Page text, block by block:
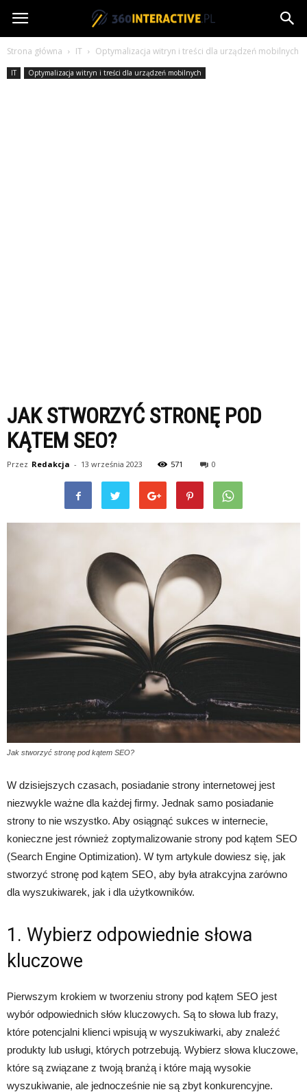
360interactive.pl
Strona główna IT Optymalizacja witryn i treści dla urządzeń mobilnych
IT Optymalizacja witryn i treści dla urządzeń mobilnych
JAK STWORZYĆ STRONĘ POD
KĄTEM SEO?
Przez Redakcja - 13 września 2023 571 0
Jak stworzyć stronę pod kątem SEO?
W dzisiejszych czasach, posiadanie strony internetowej jest
niezwykle ważne dla każdej firmy. Jednak samo posiadanie
strony to nie wszystko. Aby osiągnąć sukces w internecie,
konieczne jest również zoptymalizowanie strony pod kątem SEO
(Search Engine Optimization). W tym artykule dowiesz się, jak
stworzyć stronę pod kątem SEO, aby była atrakcyjna zarówno
dla wyszukiwarek, jak i dla użytkowników.
1. Wybierz odpowiednie słowa
kluczowe
Pierwszym krokiem w tworzeniu strony pod kątem SEO jest
wybór odpowiednich słów kluczowych. Są to słowa lub frazy,
które potencjalni klienci wpisują w wyszukiwarki, aby znaleźć
produkty lub usługi, których potrzebują. Wybierz słowa kluczowe,
które są związane z twoją branżą i które mają wysokie
wyszukiwanie, ale jednocześnie nie są zbyt konkurencyjne.